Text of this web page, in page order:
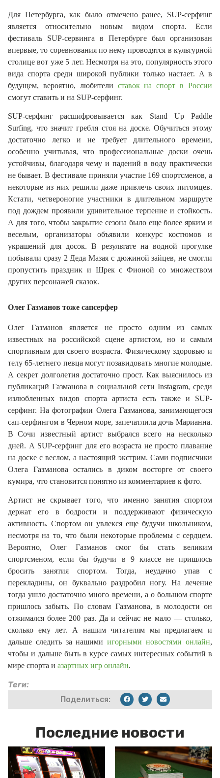
Для Петербурга, как было отмечено ранее, SUP-серфинг
является относительно новым видом спорта. Если
фестиваль SUP-сервинга в Петербурге был организован
впервые, то соревнования по нему проводятся в культурной
столице вот уже 5 лет. Несмотря на это, популярность этого
вида спорта среди широкой публики только настает. А в
будущем, вероятно, любители ставок на спорт в России
смогут ставить и на SUP-серфинг.
SUP-серфинг расшифровывается как Stand Up Paddle
Surfing, что значит гребля стоя на доске. Обучиться этому
достаточно легко и не требует длительного времени,
особенно учитывая, что профессиональные доски очень
устойчивы, благодаря чему и падений в воду практически
не бывает. В фестивале приняли участие 169 спортсменов, а
некоторые из них решили даже привлечь своих питомцев.
Кстати, четвероногие участники в длительном маршруте
под дождем проявили удивительное терпение и стойкость.
А для того, чтобы закрытие сезона было еще более ярким и
веселым, организаторы объявили конкурс костюмов и
украшений для досок. В результате на водной прогулке
побывали сразу 2 Деда Мазая с дюжиной зайцев, не смогли
пропустить праздник и Шрек с Фионой со множеством
других персонажей сказок.
Олег Газманов тоже сапсерфер
Олег Газманов является не просто одним из самых
известных на российской сцене артистом, но и самым
спортивным для своего возраста. Физическому здоровью и
телу 65-летнего певца могут позавидовать многие молодые.
А секрет долголетия достаточно прост. Как выяснилось из
публикаций Газманова в социальной сети Instagram, среди
излюбленных видов спорта артиста есть также и SUP-
серфинг. На фотографии Олега Газманова, занимающегося
сап-серфингом в Черном море, запечатлила дочь Марианна.
В Сочи известный артист выбрался всего на несколько
дней. А SUP-серфинг для его возраста не просто плавание
на доске с веслом, а настоящий экстрим. Сами подписчики
Олега Газманова остались в диком восторге от своего
кумира, что становится понятно из комментариев к фото.
Артист не скрывает того, что именно занятия спортом
держат его в бодрости и поддерживают физическую
активность. Спортом он увлекся еще будучи школьником,
несмотря на то, что были некоторые проблемы с сердцем.
Вероятно, Олег Газманов смог бы стать великим
спортсменом, если бы будучи в 9 классе не пришлось
бросить занятия спортом. Тогда, неудачно упав с
перекладины, он буквально раздробил ногу. На лечение
тогда ушло достаточно много времени, а о большом спорте
пришлось забыть. По словам Газманова, в молодости он
отжимался более 200 раз. Да и сейчас не мало — столько,
сколько ему лет. А нашим читателям мы предлагаем и
дальше следить за нашимиигорными новостями онлайн,
чтобы и дальше быть в курсе самых интересных событий в
мире спорта и азартных игр онлайн.
Теги:
Поделиться:
Последние новости